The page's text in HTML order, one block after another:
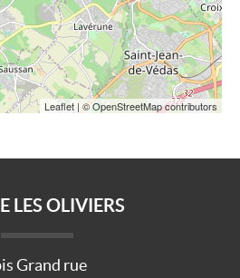
Leaflet | © OpenStreetMap contributors
LES OLIVIERS
Grand rue